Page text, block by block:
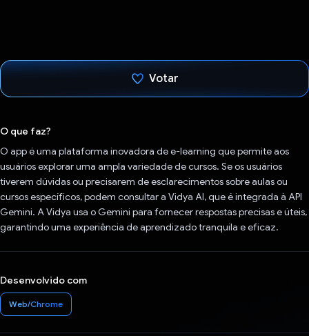
Votar
O que faz?
O app é uma plataforma inovadora de e-learning que permite aos
usuários explorar uma ampla variedade de cursos. Se os usuários
tiverem dúvidas ou precisarem de esclarecimentos sobre aulas ou
cursos específicos, podem consultar a Vidya AI, que é integrada à API
Gemini. A Vidya usa o Gemini para fornecer respostas precisas e úteis,
garantindo uma experiência de aprendizado tranquila e eficaz.
Desenvolvido com
Web/Chrome